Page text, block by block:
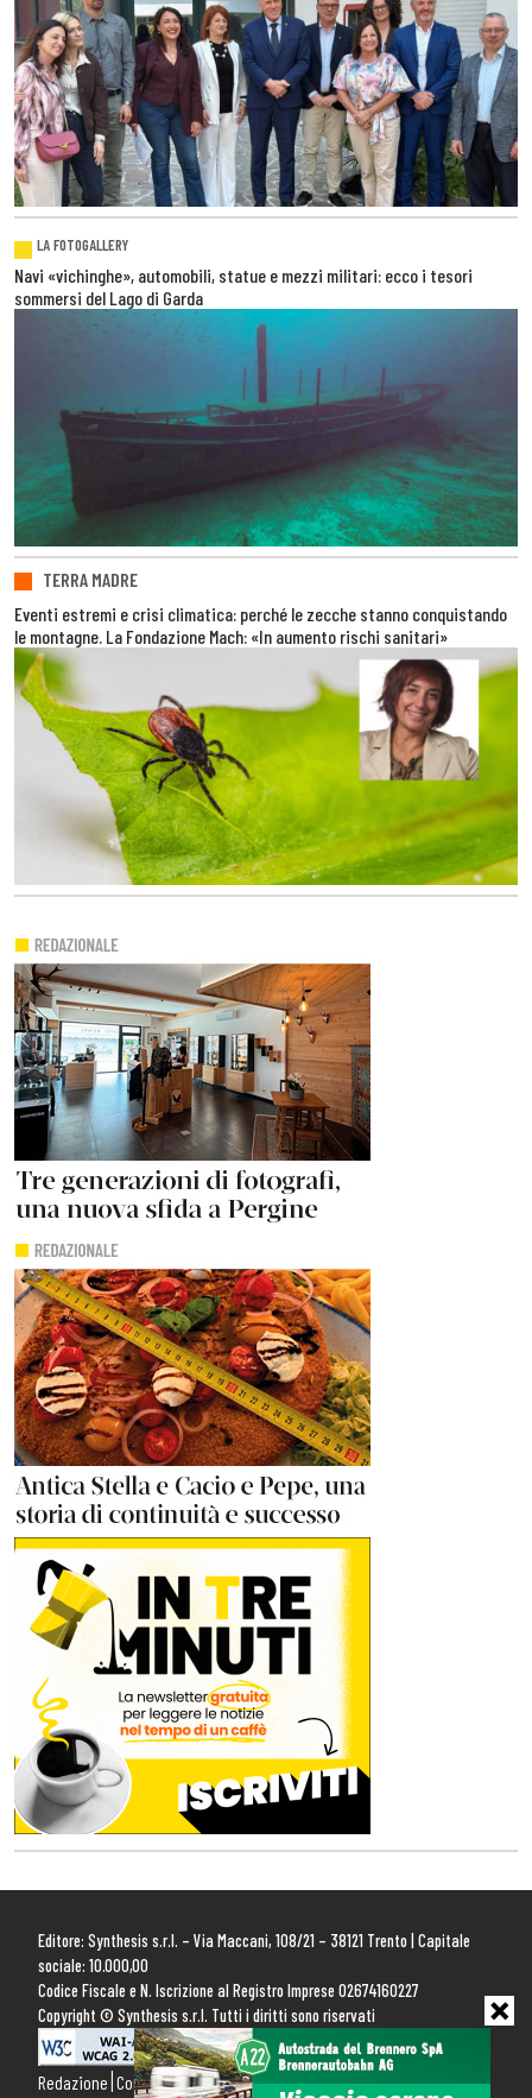
LA FOTOGALLERY
Navi «vichinghe», automobili, statue e mezzi militari: ecco i tesori
sommersi del Lago di Garda
TERRA MADRE
Eventi estremi e crisi climatica: perché le zecche stanno conquistando
le montagne. La Fondazione Mach: «In aumento rischi sanitari»
Editore: Synthesis s.r.l. – Via Maccani, 108/21 – 38121 Trento | Capitale
sociale: 10.000,00
Codice Fiscale e N. Iscrizione al Registro Imprese 02674160227
Copyright © Synthesis s.r.l. Tutti i diritti sono riservati
Redazione Contattaci Pubblicità Privacy Policy Cookie Policy